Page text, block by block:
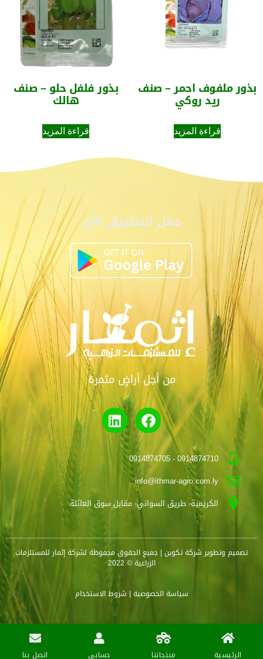
بذور ملفوف احمر – صنف
ريد روكي
قراءة المزيد
بذور فلفل حلو – صنف
هالك
قراءة المزيد
حمّل التطبيق الآن
من أجل أراضٍ مثمرة
0914874710 - 0914874705
info@ithmar-agro.com.ly
الكريمية- طريق السواني- مقابل سوق العائلة
تصميم وتطويرشركة تكوين | جميع الحقوق محفوظة لشركة إثمار للمستلزمات
الزراعية © 2022
سياسة الخصوصية | شروط الاستخدام
الرئيسية منتجاتنا حسابي اتصل بنا